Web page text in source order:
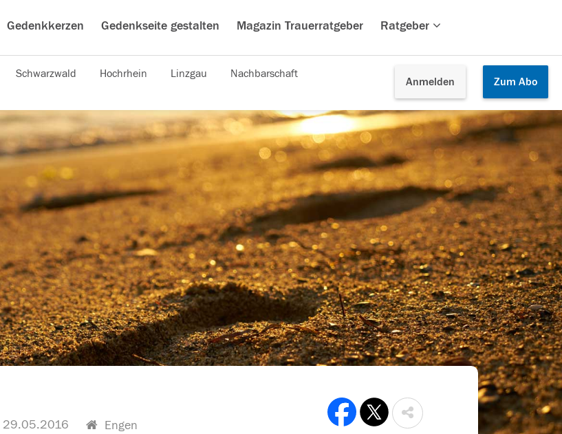
Gedenkkerzen Gedenkseite gestalten Magazin Trauerratgeber Ratgeber
Anmelden Zum Abo
Schwarzwald Hochrhein Linzgau Nachbarschaft
29.05.2016 Engen